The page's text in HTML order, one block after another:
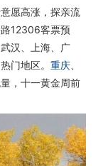
愿高涨，探亲流
12306客票预
武汉、上海、广
门地区。 重庆
，十一黄金周前